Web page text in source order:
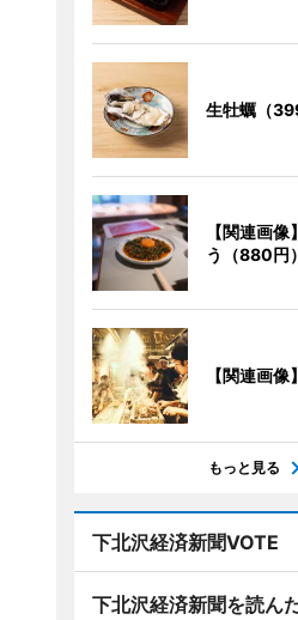
生牡蠣（
【関連画
う（880円）
【関連画像
もっと見る
下北沢経済新聞VOTE
下北沢経済新聞を読ん